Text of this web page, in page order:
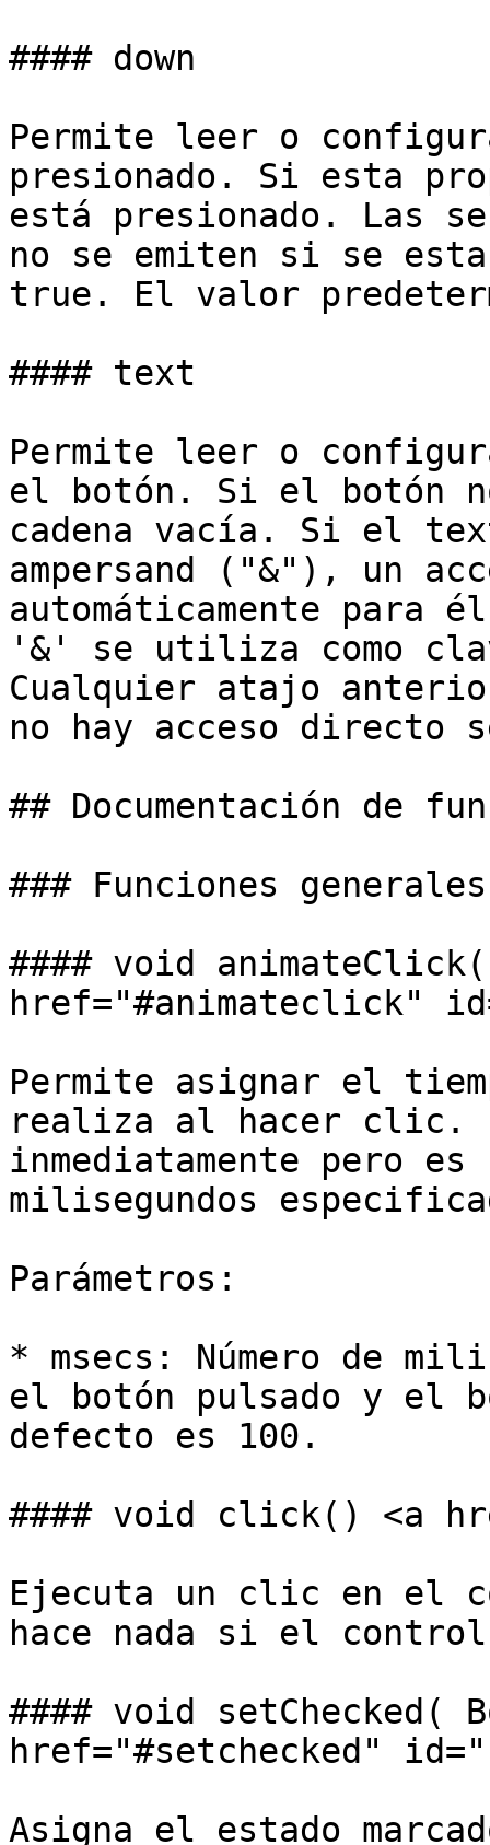
#### down
Permite leer o
presionado. Si esta
está presionado. Las
no se emiten si se
true. El valor
#### text
Permite leer o
el botón. Si el botón
cadena vacía. Si el
ampersand ("&"), un
automáticamente para
'&' se utiliza como
Cualquier atajo
no hay acceso
## Documentación de
### Funciones generales
#### void
href="#animateclick"
Permite asignar el
realiza al hacer clic.
inmediatamente pero
milisegundos
Parámetros:
* msecs: Número de
el botón pulsado y el
defecto es 100.
#### void click() <a
Ejecuta un clic en el
hace nada si el
#### void setChecked(
href="#setchecked"
Asigna el estado